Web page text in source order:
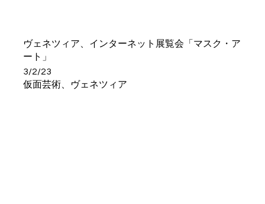
ヴェネツィア、インターネット展覧会「マスク・ア
ート」
3/2/23
仮面芸術、ヴェネツィア